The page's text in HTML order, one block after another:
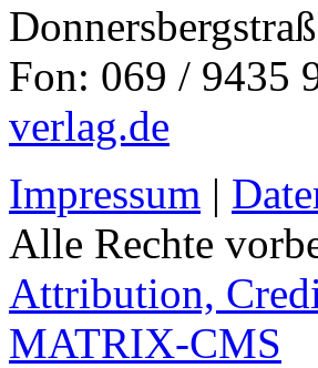
Fon: 069 / 9435
verlag.de
Impressum |
Alle Rechte
Attribution,
MATRIX-CMS